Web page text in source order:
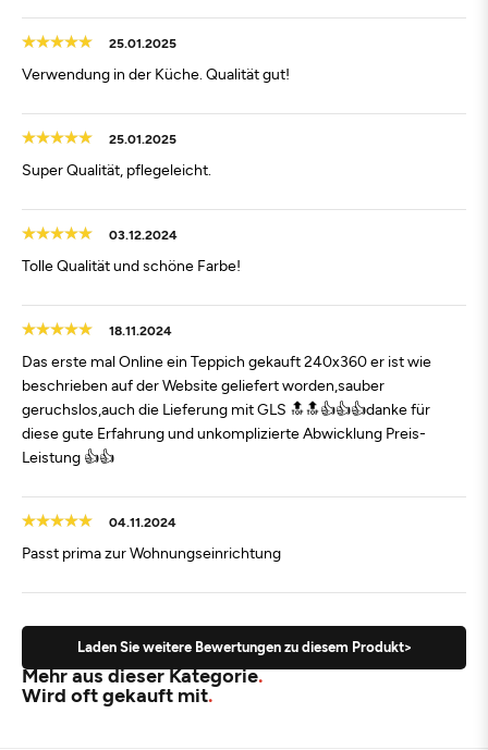
25.01.2025
Verwendung in der Küche. Qualität gut!
25.01.2025
Super Qualität, pflegeleicht.
03.12.2024
Tolle Qualität und schöne Farbe!
18.11.2024
Das erste mal Online ein Teppich gekauft 240x360 er ist wie
beschrieben auf der Website geliefert worden,sauber
geruchslos,auch die Lieferung mit GLS 🔝🔝👍👍👍danke für
diese gute Erfahrung und unkomplizierte Abwicklung Preis-
Leistung 👍👍
04.11.2024
Passt prima zur Wohnungseinrichtung
Laden Sie weitere Bewertungen zu diesem Produkt>
Mehr aus dieser Kategorie
Wird oft gekauft mit